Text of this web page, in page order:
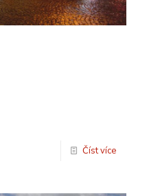
Číst více